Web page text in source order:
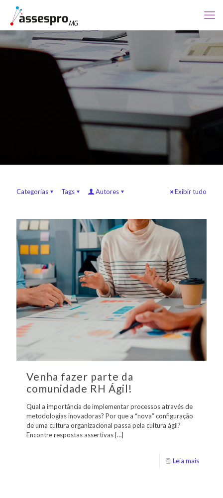
Categorias Tags Autores Exibir tudo
Venha fazer parte da
comunidade RH Ágil!
Qual a importância de implementar processos através de
metodologias inovadoras? Por que a “nova” configuração
de uma cultura organizacional passa pela cultura ágil?
Encontre respostas assertivas […]
Leia mais